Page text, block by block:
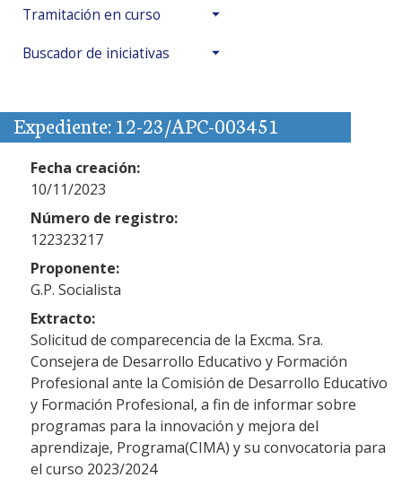
Tramitación en curso
Buscador de iniciativas
Expediente: 12-23/APC-003451
Fecha creación:
10/11/2023
Número de registro:
122323217
Proponente:
G.P. Socialista
Extracto:
Solicitud de comparecencia de la Excma. Sra.
Consejera de Desarrollo Educativo y Formación
Profesional ante la Comisión de Desarrollo Educativo
y Formación Profesional, a fin de informar sobre
programas para la innovación y mejora del
aprendizaje, Programa(CIMA) y su convocatoria para
el curso 2023/2024